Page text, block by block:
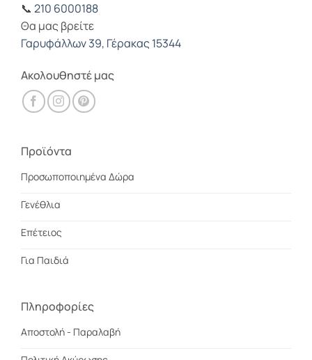
📞 210 6000188
Θα μας βρείτε
Γαρυφάλλων 39, Γέρακας 15344
Ακολουθηστέ μας
Προϊόντα
Προσωποποιημένα Δώρα
Γενέθλια
Επέτειος
Για Παιδιά
Πληροφορίες
Αποστολή - Παραλαβή